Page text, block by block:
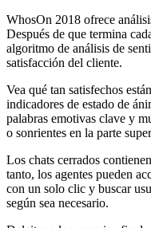
WhosOn 2018 ofrece
Después de que termina
algoritmo de análisis de
satisfacción del cliente.
Vea qué tan satisfechos
indicadores de estado de
palabras emotivas clave y
o sonrientes en la parte
Los chats cerrados
tanto, los agentes pueden
con un solo clic y buscar
según sea necesario.